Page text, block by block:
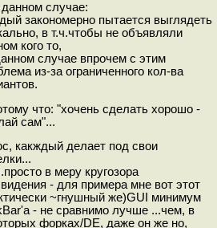
случае:
закономерно пытается выглядеть
в т.ч.чтобы не объявляли
кого то,
случае впрочем с этим
из-за ограниченного кол-ва
что: "хочень сделать хорошо -
сам"...
какждый делает под свои
в меру кругозора
- для примера мне вот этот
~гнушный же)GUI минимум
- не сравнимо лучше ...чем, в
форках/DE, даже он же но,